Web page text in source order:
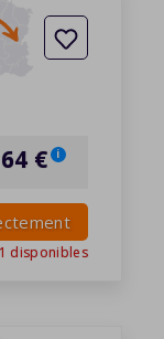
€ i
1 disponibles